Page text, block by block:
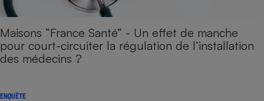
Maisons “France Santé” - Un effet de manche
pour court-circuiter la régulation de l’installation
des médecins ?
ENQUÊTE